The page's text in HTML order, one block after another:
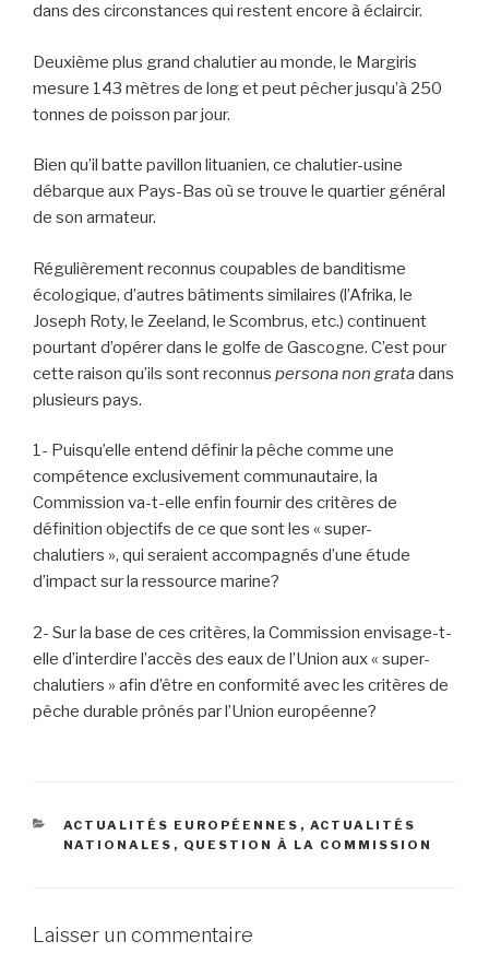
dans des circonstances qui restent encore à éclaircir.
Deuxième plus grand chalutier au monde, le Margiris
mesure 143 mètres de long et peut pêcher jusqu’à 250
tonnes de poisson par jour.
Bien qu’il batte pavillon lituanien, ce chalutier-usine
débarque aux Pays-Bas où se trouve le quartier général
de son armateur.
Régulièrement reconnus coupables de banditisme
écologique, d’autres bâtiments similaires (l’Afrika, le
Joseph Roty, le Zeeland, le Scombrus, etc.) continuent
pourtant d’opérer dans le golfe de Gascogne. C’est pour
cette raison qu’ils sont reconnus persona non gratadans
plusieurs pays.
1- Puisqu’elle entend définir la pêche comme une
compétence exclusivement communautaire, la
Commission va-t-elle enfin fournir des critères de
définition objectifs de ce que sont les « super-
chalutiers », qui seraient accompagnés d’une étude
d’impact sur la ressource marine?
2- Sur la base de ces critères, la Commission envisage-t-
elle d’interdire l’accès des eaux de l’Union aux « super-
chalutiers » afin d’être en conformité avec les critères de
pêche durable prônés par l’Union européenne?
CATÉGORIES
ACTUALITÉS EUROPÉENNES , ACTUALITÉS
NATIONALES , QUESTION À LA COMMISSION
Laisser un commentaire